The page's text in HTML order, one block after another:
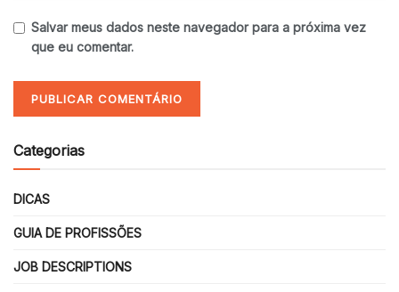
Salvar meus dados neste navegador para a próxima vez
que eu comentar.
Categorias
DICAS
GUIA DE PROFISSÕES
JOB DESCRIPTIONS